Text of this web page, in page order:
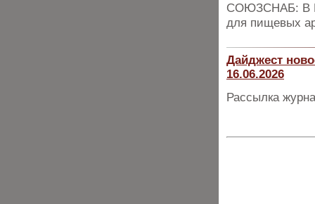
СОЮЗСНАБ: В
для пищевых
Дайджест
16.06.2026
Рассылка